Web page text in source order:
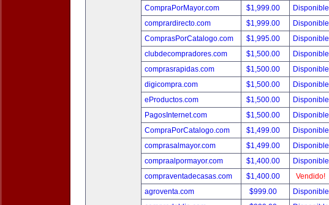
CompraPorMayor.com
$1,999.00
Disponible
comprardirecto.com
$1,999.00
Disponible
ComprasPorCatalogo.com
$1,995.00
Disponible
clubdecompradores.com
$1,500.00
Disponible
comprasrapidas.com
$1,500.00
Disponible
digicompra.com
$1,500.00
Disponible
eProductos.com
$1,500.00
Disponible
PagosInternet.com
$1,500.00
Disponible
CompraPorCatalogo.com
$1,499.00
Disponible
comprasalmayor.com
$1,499.00
Disponible
compraalpormayor.com
$1,400.00
Disponible
compraventadecasas.com
$1,400.00
Vendido!
agroventa.com
$999.00
Disponible